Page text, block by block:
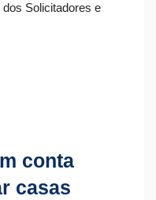
Solicitadores e
conta
casas